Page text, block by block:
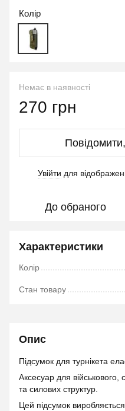
Колір
Немає в наявності
270 грн
Увійти для
До обраного
Характеристики
Колір
Стан товару
Опис
Підсумок для турнікета
Аксесуар для військового,
та силових структур.
Цей підсумок